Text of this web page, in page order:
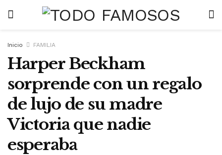
Inicio FAMILIA
Harper Beckham
sorprende con un regalo
de lujo de su madre
Victoria que nadie
esperaba